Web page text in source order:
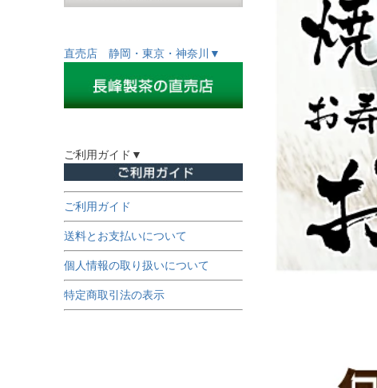
直売店 静岡・東京・神奈川▼
ご利用ガイド▼
ご利用ガイド
送料とお支払いについて
個人情報の取り扱いについて
特定商取引法の表示